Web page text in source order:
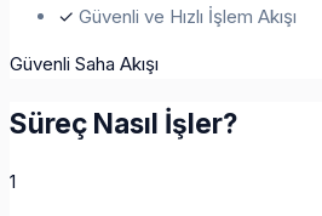
✓ Güvenli ve Hızlı İşlem Akışı
Güvenli Saha Akışı
Süreç Nasıl İşler?
1